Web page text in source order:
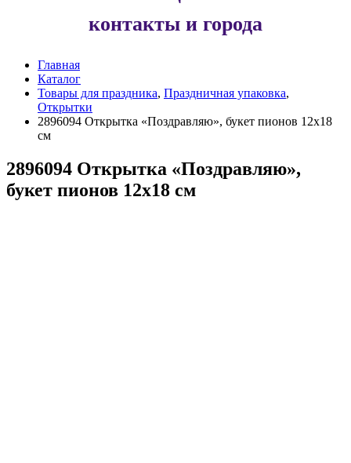
контакты и города
Главная
Каталог
Товары для праздника, Праздничная упаковка,
Открытки
2896094 Открытка «Поздравляю», букет пионов 12х18
см
2896094 Открытка «Поздравляю»,
букет пионов 12х18 см